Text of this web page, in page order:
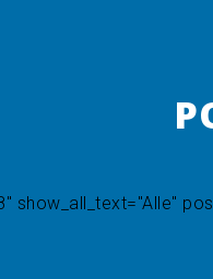
show_all_text="Alle"